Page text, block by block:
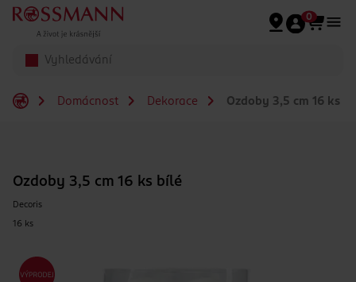
Přeskočit na hlavmní obsah
0
Domácnost Dekorace Ozdoby 3,5 cm 16 ks
Ozdoby 3,5 cm 16 ks bílé
Decoris
16 ks